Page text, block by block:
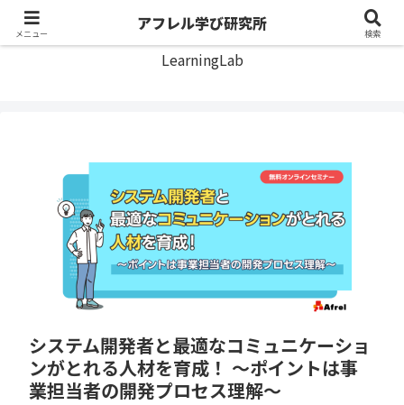
アフレル学び研究所
LearningLab
システム開発者と最適なコミュニケーショ
ンがとれる人材を育成！ ～ポイントは事
業担当者の開発プロセス理解～
メニュー
アフレル学び研究所
検索